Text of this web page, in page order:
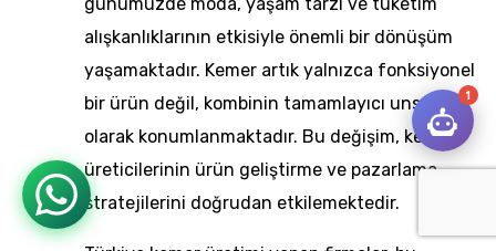
alışkanlıklarının etkisiyle önemli bir dönüşüm
yaşamaktadır. Kemer artık yalnızca fonksiyonel
bir ürün değil, kombinin tamamlayıcı unsuru
olarak konumlanmaktadır. Bu değişim, kemer
üreticilerinin ürün geliştirme ve pazarlama
stratejilerini doğrudan etkilemektedir.
1